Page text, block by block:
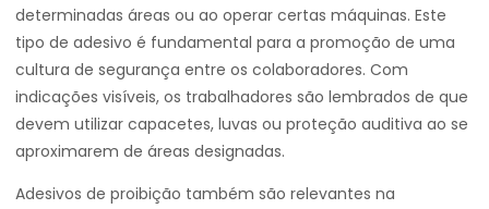
determinadas áreas ou ao operar certas máquinas. Este
tipo de adesivo é fundamental para a promoção de uma
cultura de segurança entre os colaboradores. Com
indicações visíveis, os trabalhadores são lembrados de que
devem utilizar capacetes, luvas ou proteção auditiva ao se
aproximarem de áreas designadas.
Adesivos de proibição também são relevantes na